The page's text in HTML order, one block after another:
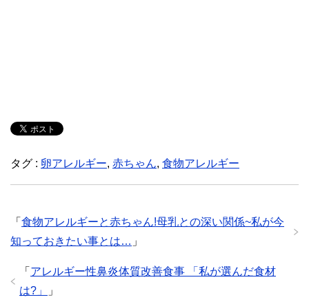
タグ : 卵アレルギー, 赤ちゃん, 食物アレルギー
「 食物アレルギーと赤ちゃん!母乳との深い関係~私が今
知っておきたい事とは… 」
「 アレルギー性鼻炎体質改善食事 「私が選んだ食材
は?」
」